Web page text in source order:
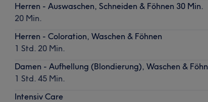
Herren - Auswaschen, Schneiden & Föhnen 30 Min.
20 Min.
Herren - Coloration, Waschen & Föhnen
1 Std. 20 Min.
Damen - Aufhellung (Blondierung), Waschen &
1 Std. 45 Min.
Intensiv Care